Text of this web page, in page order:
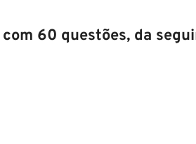
60 questões, da